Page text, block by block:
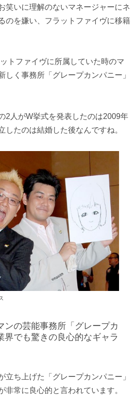
笑いに理解のないマネージャーにネ
のを嫌い、フラットファイヴに移籍
トファイヴに所属していた時のマ
しく事務所「グレープカンパニー」
2人がW挙式を発表したのは2009年
したのは結婚した後なんですね。
ンの芸能事務所「グレープカ
界でも驚きの良心的なギャラ
立ち上げた「グレープカンパニー」
非常に良心的と言われています。